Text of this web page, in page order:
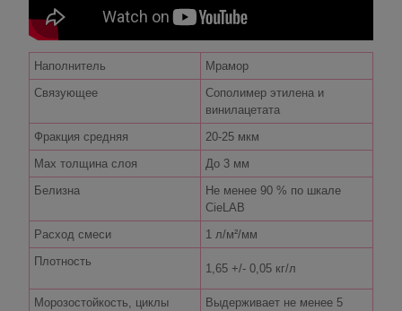
Наполнитель
Мрамор
Связующее
Сополимер этилена и
винилацетата
Фракция средняя
20-25 мкм
Max толщина слоя
До 3 мм
Белизна
Не менее 90 % по шкале
CieLAB
Расход смеси
1 л/м²/мм
Плотность
1,65 +/- 0,05 кг/л
Морозостойкость, циклы
Выдерживает не менее 5